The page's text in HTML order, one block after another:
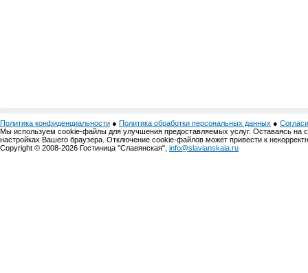
Политика конфиденциальности ● Политика обработки персональных данных ●
Мы используем cookie-файлы для улучшения предоставляемых услуг. Оставаясь на
настройках Вашего браузера. Отключение cookie-файлов может привести к
Copyright © 2008-2026 Гостиница "Славянская", info@slavianskaia.ru